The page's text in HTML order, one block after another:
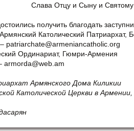
Слава Отцу и Сыну и
получить благодать
Католический Патриархат,
patriarchate@armeniancatholic.org
Ординариат, Гюмри-Армения
armorda@web.am
Армянского Дома Киликии
Католической Церкви в